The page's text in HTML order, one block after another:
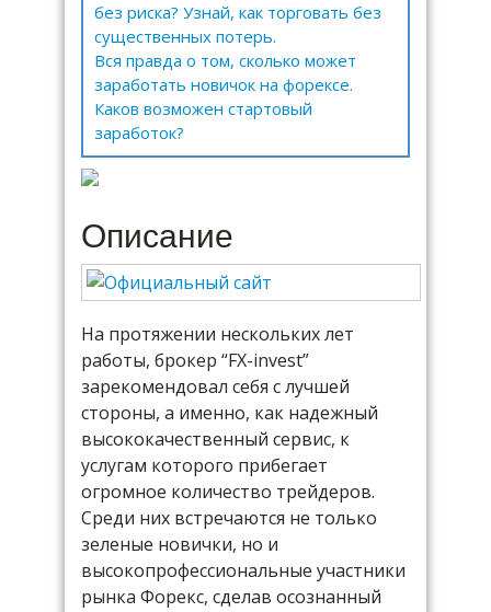
без риска? Узнай, как торговать без
существенных потерь.
Вся правда о том, сколько может
заработать новичок на форексе.
Каков возможен стартовый
заработок?
Описание
На протяжении нескольких лет
работы, брокер “FX-invest”
зарекомендовал себя с лучшей
стороны, а именно, как надежный
высококачественный сервис, к
услугам которого прибегает
огромное количество трейдеров.
Среди них встречаются не только
зеленые новички, но и
высокопрофессиональные участники
рынка Форекс, сделав осознанный